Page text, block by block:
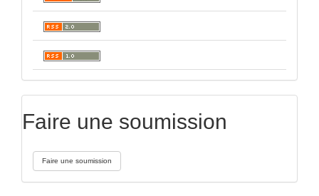
Faire une soumission
Faire une soumission